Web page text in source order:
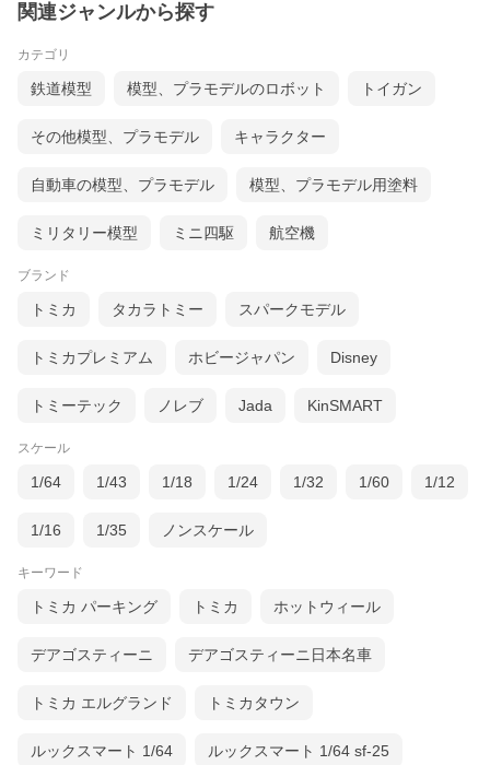
関連ジャンルから探す
カテゴリ
鉄道模型 模型、プラモデルのロボット トイガン
その他模型、プラモデル キャラクター
自動車の模型、プラモデル 模型、プラモデル用塗料
ミリタリー模型 ミニ四駆 航空機
ブランド
トミカ タカラトミー スパークモデル
トミカプレミアム ホビージャパン Disney
トミーテック ノレブ Jada KinSMART
スケール
1/64 1/43 1/18 1/24 1/32 1/60 1/12
1/16 1/35 ノンスケール
キーワード
トミカ パーキング トミカ ホットウィール
デアゴスティーニ デアゴスティーニ日本名車
トミカ エルグランド トミカタウン
ルックスマート 1/64 ルックスマート 1/64 sf-25